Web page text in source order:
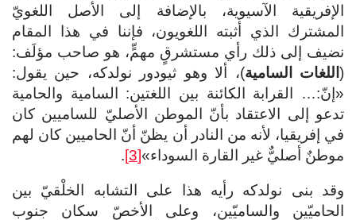
الإفريقية الآسيوية، بالإضافة إلى الأصل اللغويّ
المشترك الذي أثبته اللغويون، فإننا في هذا المقام
نضيف إلى ذلك رأي مستشرقٍ مهمٍّ، هو صاحب مؤلَف:
(اللغات السامية)، ألا وهو ثيودور نولدكه، حين يقول:
«إنّ:… القرابة الكائنة بين اللغتين: السامية والحامية
تدعو إلى الاعتقاد بأنّ الموطن الأصليّ للساميين كان
في إفريقيا، لأنه من النادر أن يظنّ أنّ الحاميين كان لهم
موطنٌ أصليٌّ غير القارة السوداء»[3]
.
وقد بنى نولدكه رأيه هذا على التشابه الخلْقيّ بين
الحاميّين والساميّين، وعلى الأخصّ سكان جنوب